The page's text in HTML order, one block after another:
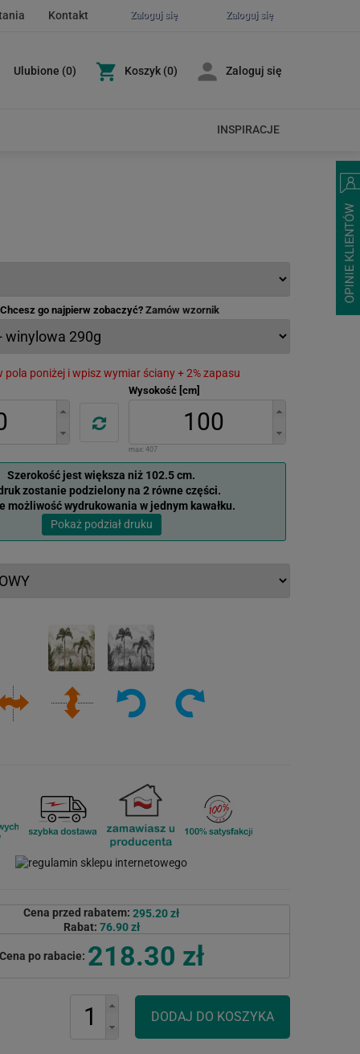
Zaloguj się
Zaloguj się
Kontakt
Ulubione (0) Koszyk (0) Zaloguj się
INSPIRACJE
go najpierw zobaczyć? Zamów wzornik
pola poniżej i wpisz wymiar ściany + 2% zapasu
Wysokość [cm]
max: 407
Szerokość jest większa niż 102.5 cm.
zostanie podzielony na 2 równe części.
możliwość wydrukowania w jednym kawałku.
Pokaż podział druku
Cena przed rabatem: 295.20 zł
Rabat: 76.90 zł
po rabacie: 218.30 zł